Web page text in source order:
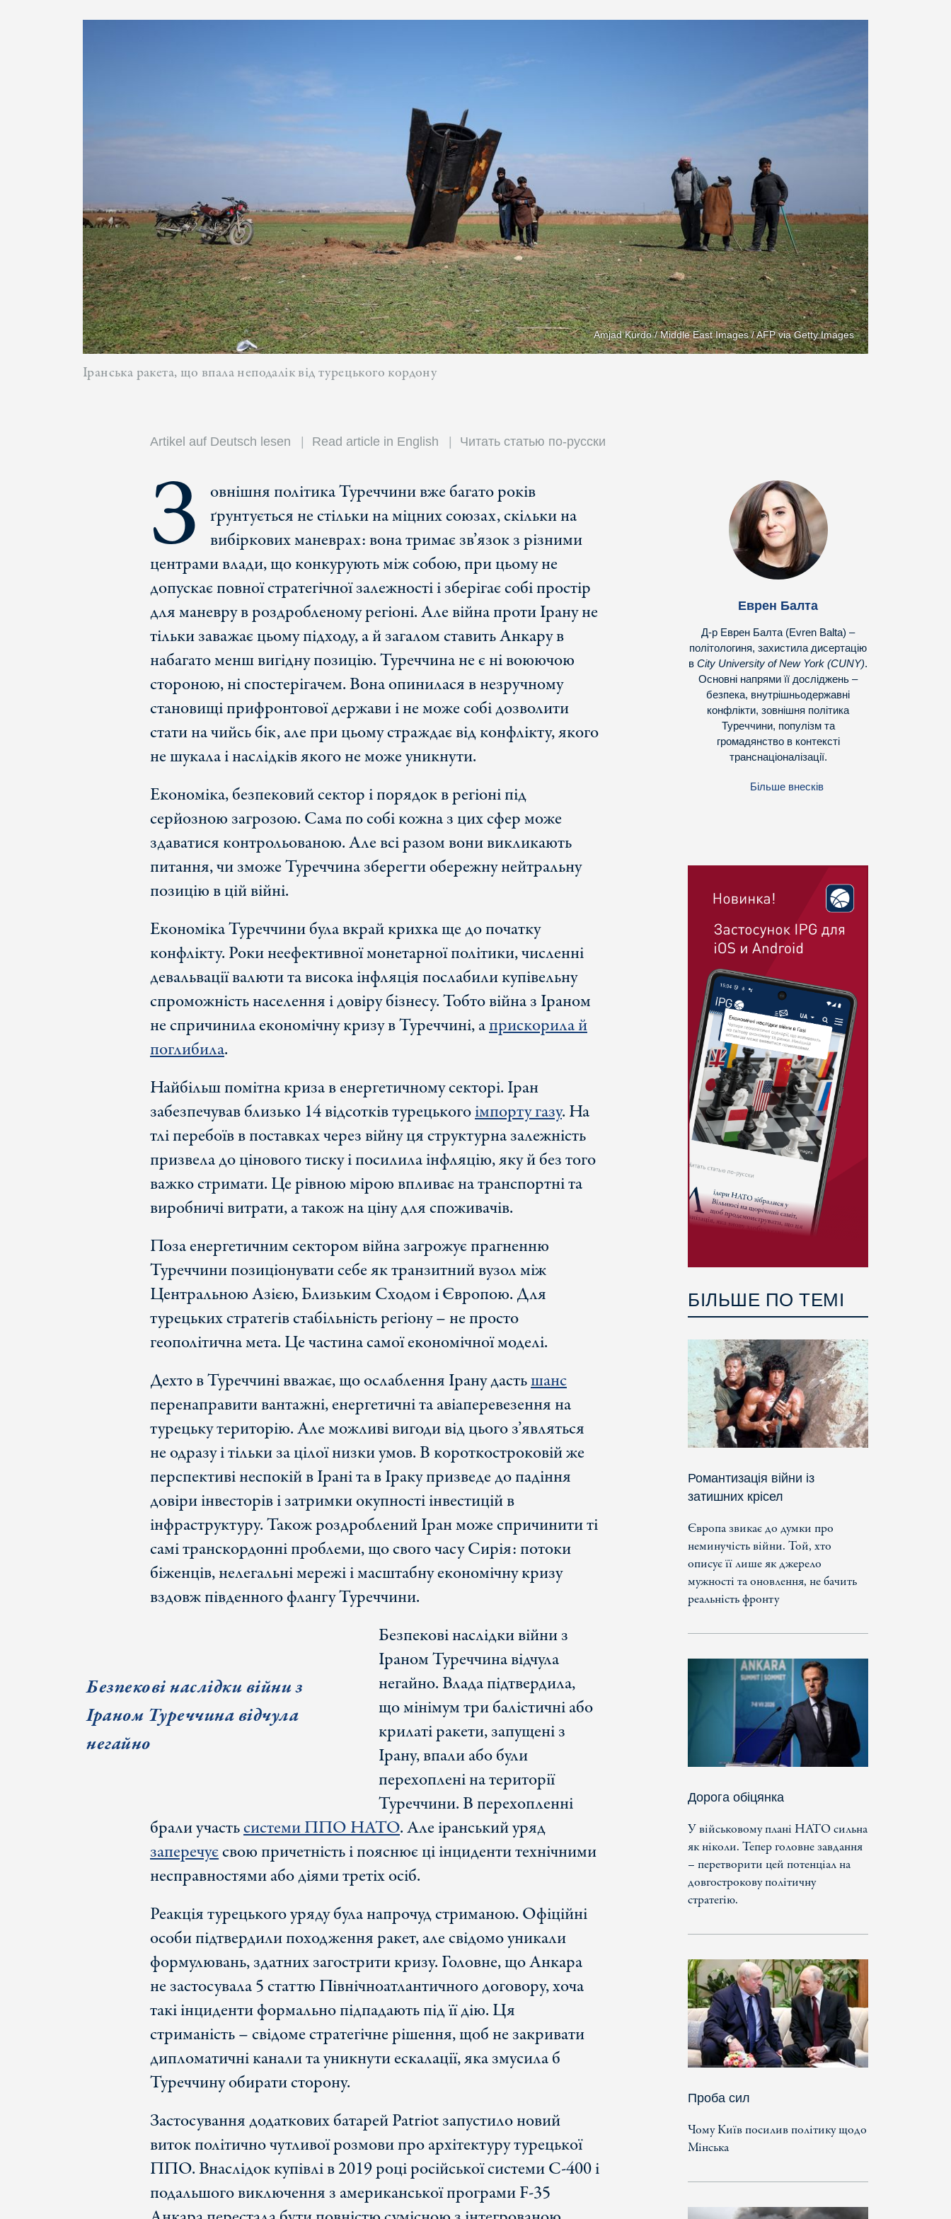
Amjad Kurdo / Middle East Images / AFP via Getty Images
Іранська ракета, що впала неподалік від турецького кордону
Artikel auf Deutsch lesen Read article in English Читать статью по-русски
З овнішня політика Туреччини вже багато років
ґрунтується не стільки на міцних союзах, скільки на
вибіркових маневрах: вона тримає зв’язок з різними
центрами влади, що конкурують між собою, при цьому не
допускає повної стратегічної залежності і зберігає собі простір
для маневру в роздробленому регіоні. Але війна проти Ірану не
тільки заважає цьому підходу, а й загалом ставить Анкару в
набагато менш вигідну позицію. Туреччина не є ні воюючою
стороною, ні спостерігачем. Вона опинилася в незручному
становищі прифронтової держави і не може собі дозволити
стати на чийсь бік, але при цьому страждає від конфлікту, якого
не шукала і наслідків якого не може уникнути.
Економіка, безпековий сектор і порядок в регіоні під
серйозною загрозою. Сама по собі кожна з цих сфер може
здаватися контрольованою. Але всі разом вони викликають
питання, чи зможе Туреччина зберегти обережну нейтральну
позицію в цій війні.
Економіка Туреччини була вкрай крихка ще до початку
конфлікту. Роки неефективної монетарної політики, численні
девальвації валюти та висока інфляція послабили купівельну
спроможність населення і довіру бізнесу. Тобто війна з Іраном
не спричинила економічну кризу в Туреччині, априскорила й
поглибила.
Найбільш помітна криза в енергетичному секторі. Іран
забезпечував близько 14 відсотків турецькогоімпорту газу. На
тлі перебоїв в поставках через війну ця структурна залежність
призвела до цінового тиску і посилила інфляцію, яку й без того
важко стримати. Це рівною мірою впливає на транспортні та
виробничі витрати, а також на ціну для споживачів.
Поза енергетичним сектором війна загрожує прагненню
Туреччини позиціонувати себе як транзитний вузол між
Центральною Азією, Близьким Сходом і Європою. Для
турецьких стратегів стабільність регіону – не просто
геополітична мета. Це частина самої економічної моделі.
Дехто в Туреччині вважає, що ослаблення Ірану дастьшанс
перенаправити вантажні, енергетичні та авіаперевезення на
турецьку територію. Але можливі вигоди від цього з’являться
не одразу і тільки за цілої низки умов. В короткостроковій же
перспективі неспокій в Ірані та в Іраку призведе до падіння
довіри інвесторів і затримки окупності інвестицій в
інфраструктуру. Також роздроблений Іран може спричинити ті
самі транскордонні проблеми, що свого часу Сирія: потоки
біженців, нелегальні мережі і масштабну економічну кризу
вздовж південного флангу Туреччини.
Безпекові наслідки війни з
Іраном Туреччина відчула
негайно
Безпекові наслідки війни з
Іраном Туреччина відчула
негайно. Влада підтвердила,
що мінімум три балістичні або
крилаті ракети, запущені з
Ірану, впали або були
перехоплені на території
Туреччини. В перехопленні
брали участьсистеми ППО НАТО. Але іранський уряд
заперечуєсвою причетність і пояснює ці інциденти технічними
несправностями або діями третіх осіб.
Реакція турецького уряду була напрочуд стриманою. Офіційні
особи підтвердили походження ракет, але свідомо уникали
формулювань, здатних загострити кризу. Головне, що Анкара
не застосувала 5 статтю Північноатлантичного договору, хоча
такі інциденти формально підпадають під її дію. Ця
стриманість – свідоме стратегічне рішення, щоб не закривати
дипломатичні канали та уникнути ескалації, яка змусила б
Туреччину обирати сторону.
Застосування додаткових батарей Patriot запустило новий
виток політично чутливої розмови про архітектуру турецької
ППО. Внаслідок купівлі в 2019 році російської системи С-400 і
подальшого виключення з американської програми F-35
Еврен Балта
Д-р Еврен Балта (Evren Balta) –
політологиня, захистила дисертацію
в City University of New York (CUNY).
Основні напрями її досліджень –
безпека, внутрішньодержавні
конфлікти, зовнішня політика
Туреччини, популізм та
громадянство в контексті
транснаціоналізації.
Більше внесків
БІЛЬШЕ ПО ТЕМІ
Романтизація війни із
затишних крісел
Європа звикає до думки про
неминучість війни. Той, хто
описує її лише як джерело
мужності та оновлення, не бачить
реальність фронту
Дорога обіцянка
У військовому плані НАТО сильна
як ніколи. Тепер головне завдання
– перетворити цей потенціал на
довгострокову політичну
стратегію.
Проба сил
Чому Київ посилив політику щодо
Мінська